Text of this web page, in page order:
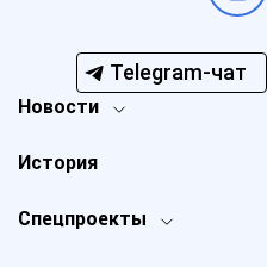
Telegram-чат
Новости
Спецпроекты
История